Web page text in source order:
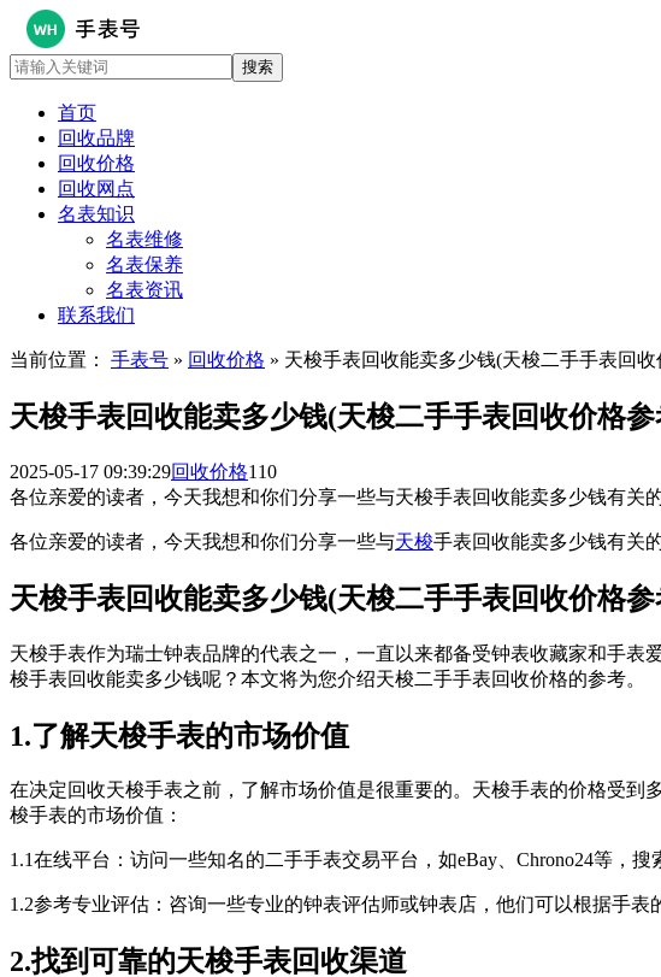
首页
回收品牌
回收价格
回收网点
名表知识
名表维修
名表保养
名表资讯
联系我们
当前位置： 手表号 » 回收价格 » 天梭手表回收能卖多少钱(天梭二手手表回
天梭手表回收能卖多少钱(天梭二手手表回收价格参
2025-05-17 09:39:29回收价格110
各位亲爱的读者，今天我想和你们分享一些与天梭手表回收能卖多少钱有
各位亲爱的读者，今天我想和你们分享一些与天梭手表回收能卖多少钱有关
天梭手表回收能卖多少钱(天梭二手手表回收价格参
天梭手表作为瑞士钟表品牌的代表之一，一直以来都备受钟表收藏家和手
梭手表回收能卖多少钱呢？本文将为您介绍天梭二手手表回收价格的参考。
1.了解天梭手表的市场价值
在决定回收天梭手表之前，了解市场价值是很重要的。天梭手表的价格受
梭手表的市场价值：
1.1在线平台：访问一些知名的二手手表交易平台，如eBay、Chrono24等，
1.2参考专业评估：咨询一些专业的钟表评估师或钟表店，他们可以根据手表
2.找到可靠的天梭手表回收渠道